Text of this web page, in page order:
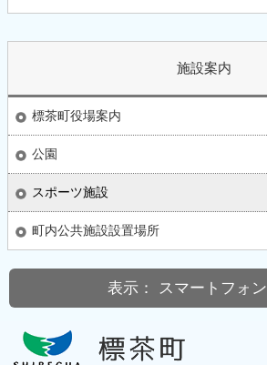
施設案内
標茶町役場案内
公園
スポーツ施設
町内公共施設設置場所
表示： スマートフォン